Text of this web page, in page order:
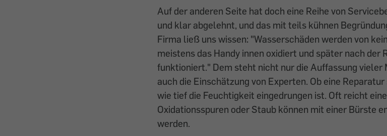
Auf der anderen Seite hat doch eine Reihe von
und klar abgelehnt, und das mit teils kühnen
Firma ließ uns wissen: "Wasserschäden ­werden von
meistens das Handy innen oxidiert und ­später nach der
funktioniert." Dem steht nicht nur die Auffassung vieler
auch die Einschätzung von Experten. Ob eine
wie tief die Feuchtigkeit eingedrungen ist. Oft reicht
Oxidationsspuren oder Staub können mit einer Bürste
werden.